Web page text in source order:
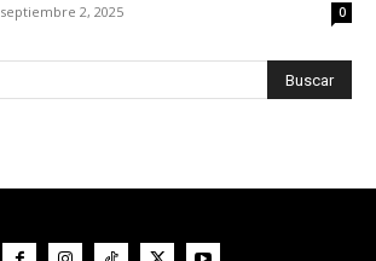
septiembre 2, 2025 0